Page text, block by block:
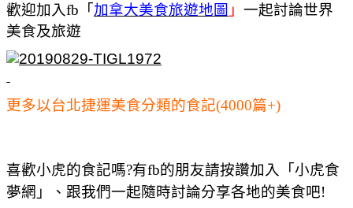
歡迎加入fb「 加拿大美食旅遊地圖 」 一起討論世界
美食及旅遊
更多以台北捷運美食分類的食記(4000篇+)
喜歡小虎的食記嗎?有fb的朋友請按讚加入「小虎食
夢網」、跟我們一起隨時討論分享各地的美食吧!